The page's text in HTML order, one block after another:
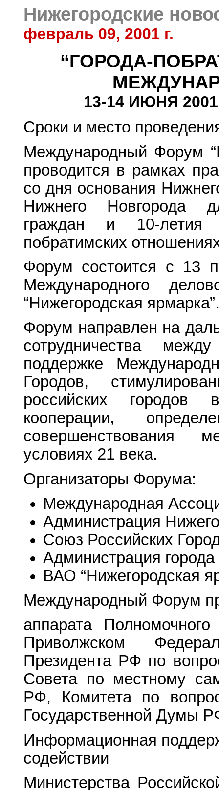
Нижегородские
февраль 09, 2001 г.
“ГОРОДА-
13-14 ИЮНЯ 2001
Сроки и место
Международный Форум
проводится в рамках
со дня основания
Нижнего Новгорода
граждан и 10-летия
побратимских
Форум состоится с 13
Международного
“Нижегородская ярмарка”.
Форум направлен на
сотрудничества
поддержке
Городов,
российских городов
кооперации,
совершенствования
условиях 21 века.
Организаторы Форума:
Международная
Администрация
Союз Российских
Администрация
ВАО “Нижегородская
Международный Форум
аппарата
Приволжском
Президента РФ по
Совета по местному
РФ, Комитета по
Государственной Думы
Информационная
содействии
Министерства